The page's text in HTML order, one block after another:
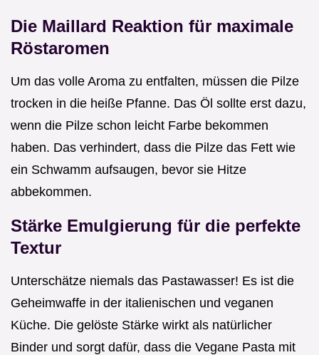
Die Maillard Reaktion für maximale
Röstaromen
Um das volle Aroma zu entfalten, müssen die Pilze
trocken in die heiße Pfanne. Das Öl sollte erst dazu,
wenn die Pilze schon leicht Farbe bekommen
haben. Das verhindert, dass die Pilze das Fett wie
ein Schwamm aufsaugen, bevor sie Hitze
abbekommen.
Stärke Emulgierung für die perfekte
Textur
Unterschätze niemals das Pastawasser! Es ist die
Geheimwaffe in der italienischen und veganen
Küche. Die gelöste Stärke wirkt als natürlicher
Binder und sorgt dafür, dass die Vegane Pasta mit